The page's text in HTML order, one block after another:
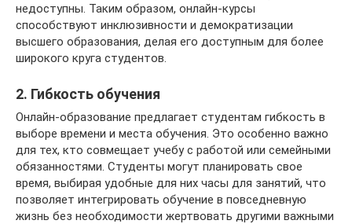
недоступны. Таким образом, онлайн-курсы
способствуют инклюзивности и демократизации
высшего образования, делая его доступным для более
широкого круга студентов.
2. Гибкость обучения
Онлайн-образование предлагает студентам гибкость в
выборе времени и места обучения. Это особенно важно
для тех, кто совмещает учебу с работой или семейными
обязанностями. Студенты могут планировать свое
время, выбирая удобные для них часы для занятий, что
позволяет интегрировать обучение в повседневную
жизнь без необходимости жертвовать другими важными